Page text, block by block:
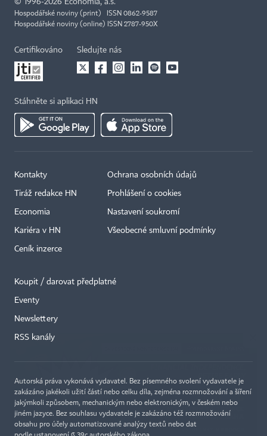
© 1996-2026 Economia, a.s.
Hospodářské noviny (print) ISSN 0862-9587
Hospodářské noviny (online) ISSN 2787-950X
Certifikováno Sledujte nás
Stáhněte si aplikaci HN
Kontakty
Tiráž redakce HN
Economia
Kariéra v HN
Ceník inzerce
Ochrana osobních údajů
Prohlášení o cookies
Nastavení soukromí
Všeobecné smluvní podmínky
Koupit / darovat předplatné
Eventy
Newslettery
RSS kanály
Autorská práva vykonává vydavatel. Bez písemného svolení vydavatele je
zakázáno jakékoli užití částí nebo celku díla, zejména rozmnožování a šíření
jakýmkoli způsobem, mechanickým nebo elektronickým, v českém nebo
jiném jazyce. Bez souhlasu vydavatele je zakázáno též rozmnožování
obsahu pro účely automatizované analýzy textů nebo dat